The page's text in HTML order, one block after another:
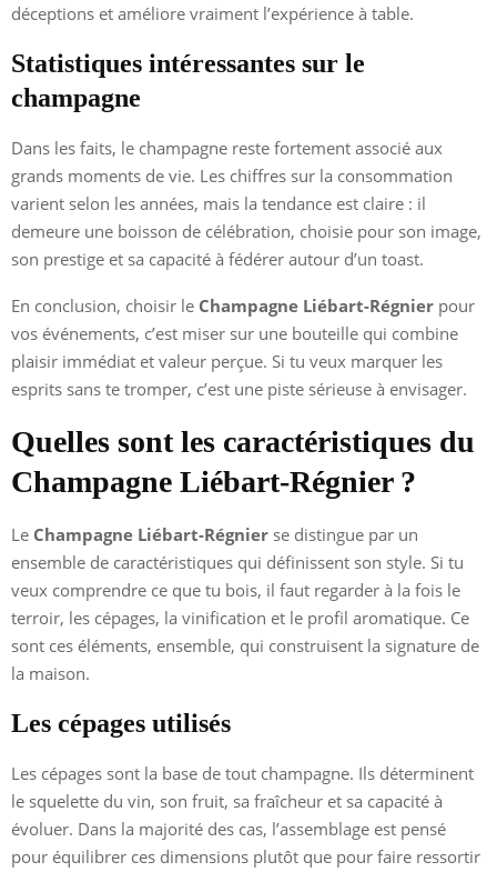
déceptions et améliore vraiment l’expérience à table.
Statistiques intéressantes sur le
champagne
Dans les faits, le champagne reste fortement associé aux
grands moments de vie. Les chiffres sur la consommation
varient selon les années, mais la tendance est claire : il
demeure une boisson de célébration, choisie pour son image,
son prestige et sa capacité à fédérer autour d’un toast.
En conclusion, choisir le Champagne Liébart-Régnier pour
vos événements, c’est miser sur une bouteille qui combine
plaisir immédiat et valeur perçue. Si tu veux marquer les
esprits sans te tromper, c’est une piste sérieuse à envisager.
Quelles sont les caractéristiques du
Champagne Liébart-Régnier ?
Le Champagne Liébart-Régnier se distingue par un
ensemble de caractéristiques qui définissent son style. Si tu
veux comprendre ce que tu bois, il faut regarder à la fois le
terroir, les cépages, la vinification et le profil aromatique. Ce
sont ces éléments, ensemble, qui construisent la signature de
la maison.
Les cépages utilisés
Les cépages sont la base de tout champagne. Ils déterminent
le squelette du vin, son fruit, sa fraîcheur et sa capacité à
évoluer. Dans la majorité des cas, l’assemblage est pensé
pour équilibrer ces dimensions plutôt que pour faire ressortir